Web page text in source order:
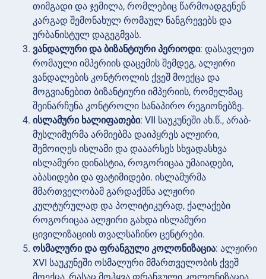
თიმგადი და ჯემილა, რომლებიც წარმოადგენენ
კარგად შემონახულ რომაულ ნანგრევებს და
ურბანისტულ დაგეგმვას.
ვანდალური და ბიზანტიური პერიოდი: დასავლეთ
რომაული იმპერიის დაცემის შემდეგ, ალჟირი
ვანდალების კონტროლის ქვეშ მოექცა და
მოგვიანებით ბიზანტიური იმპერიის, რომელმაც
შეინარჩუნა კონტროლი სანაპირო რეგიონებზე.
ისლამური ხალიფათები: VII საუკუნეში ახ.წ., არაბ-
მუსლიმურმა არმიებმა დაიპყრეს ალჟირი,
შემოიღეს ისლამი და დააარსეს სხვადასხვა
ისლამური დინასტია, როგორიცაა უმაიადები,
აბასიდები და ფატიმიდები. ისლამურმა
მმართველობამ გარდაქმნა ალჟირი
კულტურულად და პოლიტიკურად, ქალაქები
როგორიცაა ალჟირი გახდა ისლამური
ცივილიზაციის თვალსაჩინო ცენტრები.
ოსმალური და ფრანგული კოლონიზაცია: ალჟირი
XVI საუკუნეში ოსმალური მმართველობის ქვეშ